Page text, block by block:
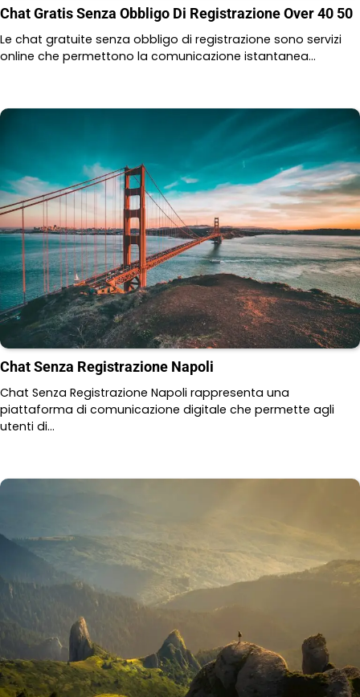
Chat Gratis Senza Obbligo Di Registrazione Over 40 50
Le chat gratuite senza obbligo di registrazione sono servizi
online che permettono la comunicazione istantanea…
Chat Senza Registrazione Napoli
Chat Senza Registrazione Napoli rappresenta una
piattaforma di comunicazione digitale che permette agli
utenti di…